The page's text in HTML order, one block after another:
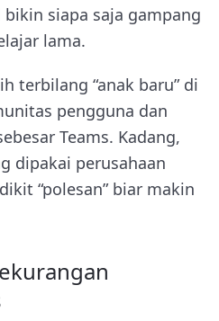
siapa saja gampang
lama.
terbilang “anak baru” di
pengguna dan
Teams. Kadang,
dipakai perusahaan
“polesan” biar makin